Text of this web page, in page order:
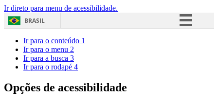
Ir direto para menu de acessibilidade.
BRASIL
Acesso à informação
Ir para o conteúdo 1
Ir para o menu 2
Ir para a busca 3
Ir para o rodapé 4
Opções de acessibilidade